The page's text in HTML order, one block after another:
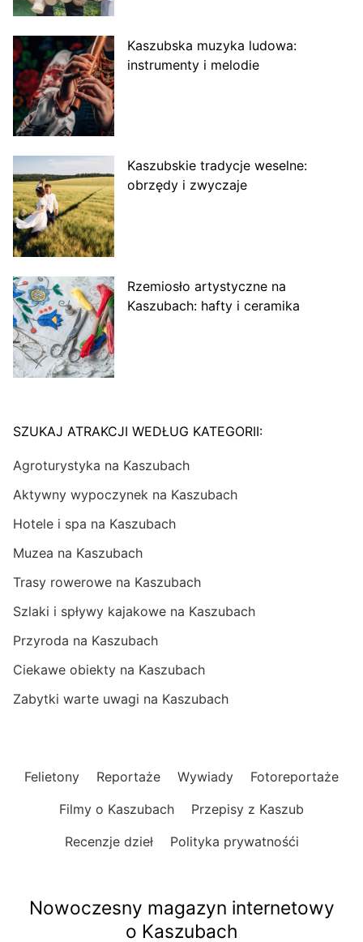
Kaszubska muzyka ludowa:
instrumenty i melodie
Kaszubskie tradycje weselne:
obrzędy i zwyczaje
Rzemiosło artystyczne na
Kaszubach: hafty i ceramika
SZUKAJ ATRAKCJI WEDŁUG KATEGORII:
Agroturystyka na Kaszubach
Aktywny wypoczynek na Kaszubach
Hotele i spa na Kaszubach
Muzea na Kaszubach
Trasy rowerowe na Kaszubach
Szlaki i spływy kajakowe na Kaszubach
Przyroda na Kaszubach
Ciekawe obiekty na Kaszubach
Zabytki warte uwagi na Kaszubach
Felietony Reportaże Wywiady
Fotoreportaże
Filmy o Kaszubach
Przepisy z Kaszub
Recenzje dzieł
Polityka prywatnośći
Nowoczesny magazyn internetowy
o Kaszubach